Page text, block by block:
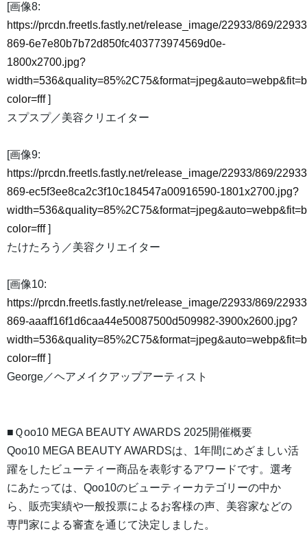
[画像8:
https://prcdn.freetls.fastly.net/release_image/22933/869/
869-6e7e80b7b72d850fc403773974569d0e-
1800x2700.jpg?
color=fff]
スプスプ／美容クリエイター
[画像9:
https://prcdn.freetls.fastly.net/release_image/22933/869/
869-ec5f3ee8ca2c3f10c184547a00916590-1801x2700.jpg?
color=fff]
たけたろう／美容クリエイター
[画像10:
https://prcdn.freetls.fastly.net/release_image/22933/869/
869-aaaff16f1d6caa44e50087500d509982-3900x2600.jpg?
color=fff]
George／ヘアメイクアップアーティスト
■Ｑoo10 MEGA BEAUTY AWARDS 2025開催概要
Qoo10 MEGA BEAUTY AWARDSは、1年間にめざましい活
躍をしたビューティー商品を表彰するアワードです。選考
にあたっては、Qoo10のビューティーカテゴリーの中か
ら、販売実績や一般投票によるお客様の声、美容家などの
専門家による審査を通じて決定しました。